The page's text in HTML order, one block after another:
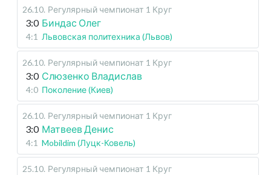
26.10. Регулярный чемпионат 1 Круг
3:0 Биндас Олег
4:1 Львовская политехника (Львов)
26.10. Регулярный чемпионат 1 Круг
3:0 Слюзенко Владислав
4:0 Поколение (Киев)
26.10. Регулярный чемпионат 1 Круг
3:0 Матвеев Денис
4:1 Mobildim (Луцк-Ковель)
25.10. Регулярный чемпионат 1 Круг